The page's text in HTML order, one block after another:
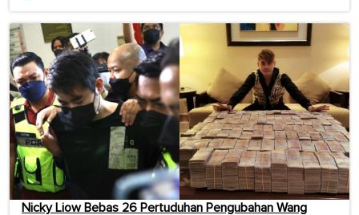
Nicky Liow Bebas 26 Pertuduhan Pengubahan Wang